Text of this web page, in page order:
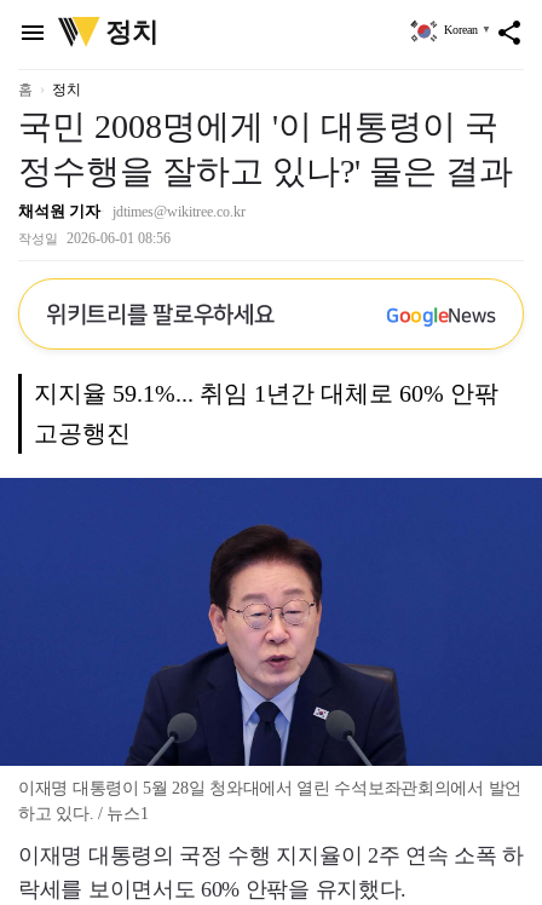
menu
위
키
정치 share
Korean ▼
홈 정치
국민 2008명에게 '이 대통령이 국
정수행을 잘하고 있나?' 물은 결과
채석원 기자 jdtimes@wikitree.co.kr
작성일 2026-06-01 08:56
위키트리를 팔로우하세요 GoogleNews
지지율 59.1%... 취임 1년간 대체로 60% 안팎
고공행진
이재명 대통령이 5월 28일 청와대에서 열린 수석보좌관회의에서 발언
하고 있다. / 뉴스1
이재명 대통령의 국정 수행 지지율이 2주 연속 소폭 하
락세를 보이면서도 60% 안팎을 유지했다.